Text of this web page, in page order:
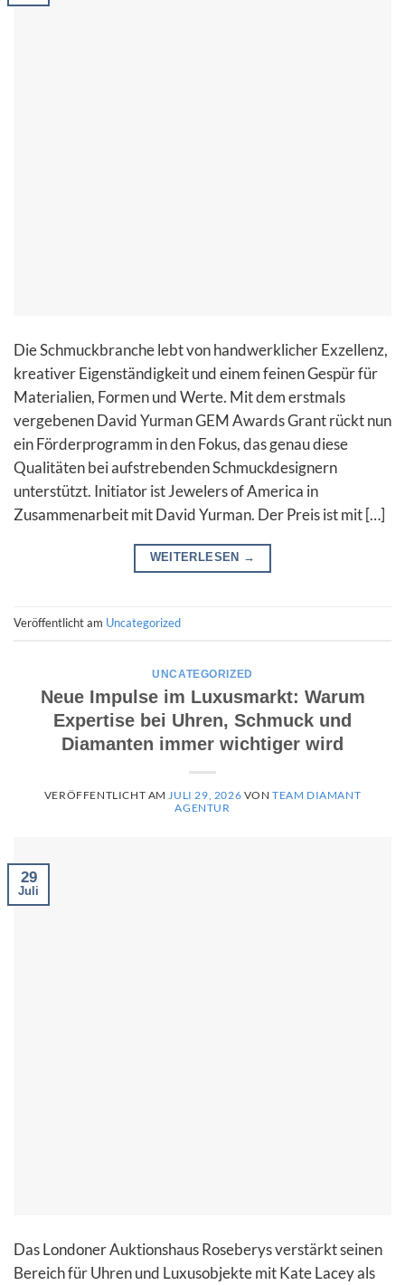
Die Schmuckbranche lebt von handwerklicher Exzellenz,
kreativer Eigenständigkeit und einem feinen Gespür für
Materialien, Formen und Werte. Mit dem erstmals
vergebenen David Yurman GEM Awards Grant rückt nun
ein Förderprogramm in den Fokus, das genau diese
Qualitäten bei aufstrebenden Schmuckdesignern
unterstützt. Initiator ist Jewelers of America in
Zusammenarbeit mit David Yurman. Der Preis ist mit […]
WEITERLESEN →
Veröffentlicht am Uncategorized
UNCATEGORIZED
Neue Impulse im Luxusmarkt: Warum
Expertise bei Uhren, Schmuck und
Diamanten immer wichtiger wird
VERÖFFENTLICHT AM JULI 29, 2026 VONTEAM DIAMANT
AGENTUR
29
Juli
Das Londoner Auktionshaus Roseberys verstärkt seinen
Bereich für Uhren und Luxusobjekte mit Kate Lacey als